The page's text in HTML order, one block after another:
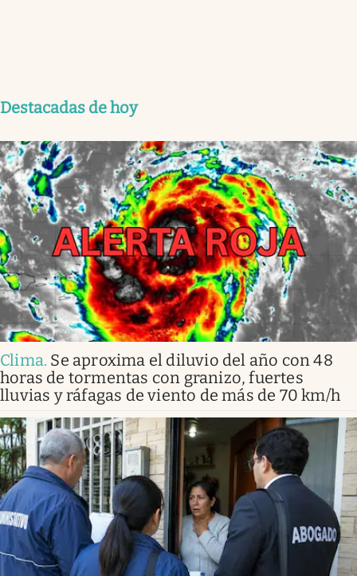
Destacadas de hoy
Clima. Se aproxima el diluvio del año con 48
horas de tormentas con granizo, fuertes
lluvias y ráfagas de viento de más de 70 km/h